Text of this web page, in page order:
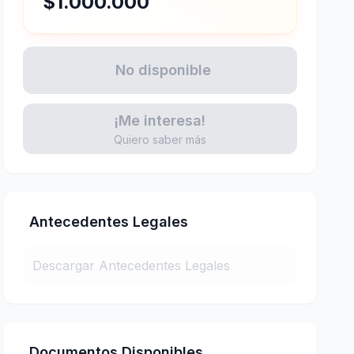
No disponible
¡Me interesa!
Quiero saber más
Antecedentes Legales
Descargar Antecedentes Legales